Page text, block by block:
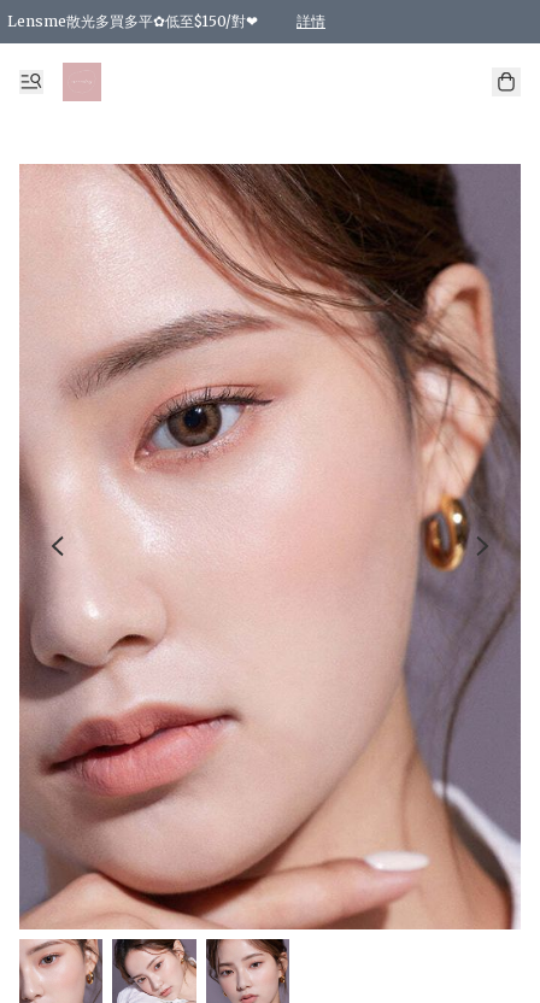
Lensme散光多買多平✿低至$150/對❤ 詳情
台灣Karacon⁩✧日拋 特價清貨❁⃘
日本韓國多款日/月拋現貨☼ 特價❤︎數量有限 售完即止
🇰🇷韓國多款月拋現貨 特價兩對$99✿數量有限 售完即止♫
精選商品，任選買2件或以上9 折；買4件或以上85 折；買6件或以上8 折
精選商品，任選買2件HKD 140.00；買4件HKD 260.00
精選商品，任選買2件HKD 190.00；買4件HKD 360.00
精選商品，任選買2件HKD 110.00；買4件HKD 180.00
精選商品，任選買2件HKD 170.00；買4件HKD 320.00
精選商品，任選買2件或以上減HKD 148.00
精選商品，任選買2件或以上減HKD 148.00
精選商品，任選買2件或以上95 折；買4件或以上9 折；買6件或以上85 折；買8件
精選商品，任選買12件或以上87 折
精選商品，任選買2件或以上減HKD 16.00；買4件或以上減HKD 32.00；買6
精選商品，任選買2件或以上95 折；買4件或以上9 折；買8件或以上85 折；買12
購物滿 HKD 800.00即享免運費優惠！（適用於 特定的送貨方式 )